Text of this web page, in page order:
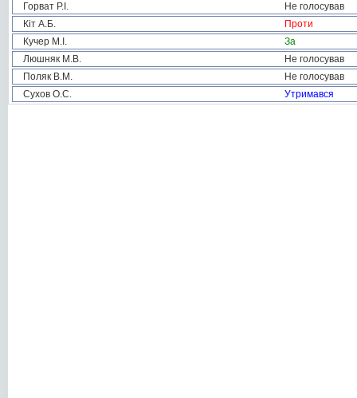
Горват Р.І.
Не голосував
Кіт А.Б.
Проти
Кучер М.І.
За
Люшняк М.В.
Не голосував
Поляк В.М.
Не голосував
Сухов О.С.
Утримався